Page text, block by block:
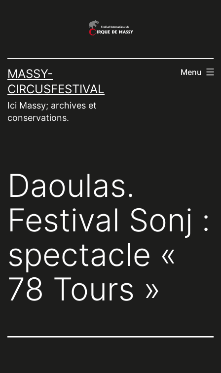
MASSY-
CIRCUSFESTIVAL
Ici Massy; archives et
conservations.
Menu
Daoulas.
Festival Sonj :
spectacle «
78 Tours »